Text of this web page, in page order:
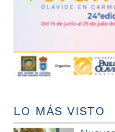
LO MÁS VISTO